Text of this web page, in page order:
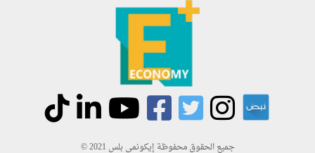
جميع الحقوق محفوظة إيكونمي بلس 2021 ©